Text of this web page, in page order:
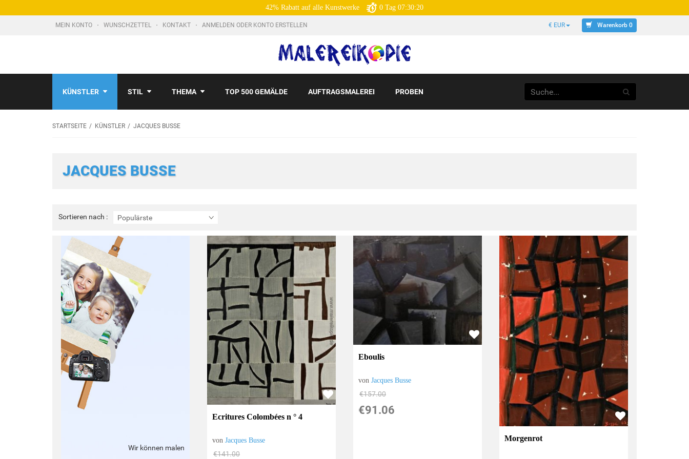
42% Rabatt auf alle Kunstwerke 0 Tag 07:30:19
MEIN KONTO WUNSCHZETTEL KONTAKT ANMELDEN ODER KONTO ERSTELLEN € EUR Warenkorb 0
KÜNSTLER STIL THEMA TOP 500 GEMÄLDE AUFTRAGSMALEREI PROBEN
STARTSEITE KÜNSTLER JACQUES BUSSE
JACQUES BUSSE
Sortieren nach : Populärste
Sortieren
nach
Wir können malen
Ecritures Colombées n ° 4
vonJacques Busse
€141.00
Eboulis
vonJacques Busse
€157.00
€91.06
Morgenrot